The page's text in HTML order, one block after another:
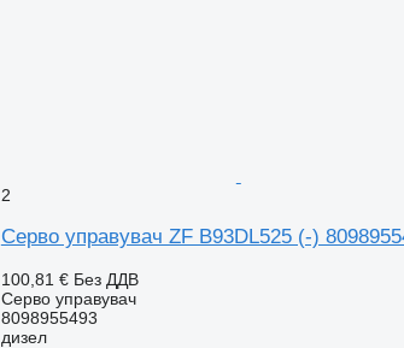
2
Серво управувач ZF B93DL525 (-)
100,81 € Без ДДВ
Серво управувач
8098955493
дизел